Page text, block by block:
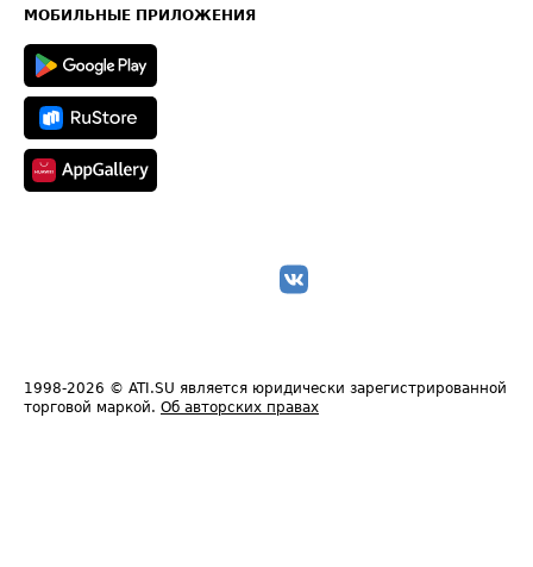
Техническая информация
МОБИЛЬНЫЕ ПРИЛОЖЕНИЯ
1998-2026 © ATI.SU является юридически зарегистрированной
торговой маркой. Об авторских правах